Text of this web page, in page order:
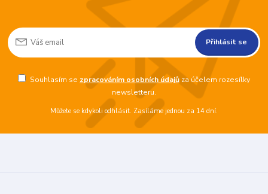
Přihlásit se
Souhlasím se zpracováním osobních údajůza účelem rozesílky
newsletteru.
Můžete se kdykoli odhlásit. Zasíláme jednou za 14 dní.